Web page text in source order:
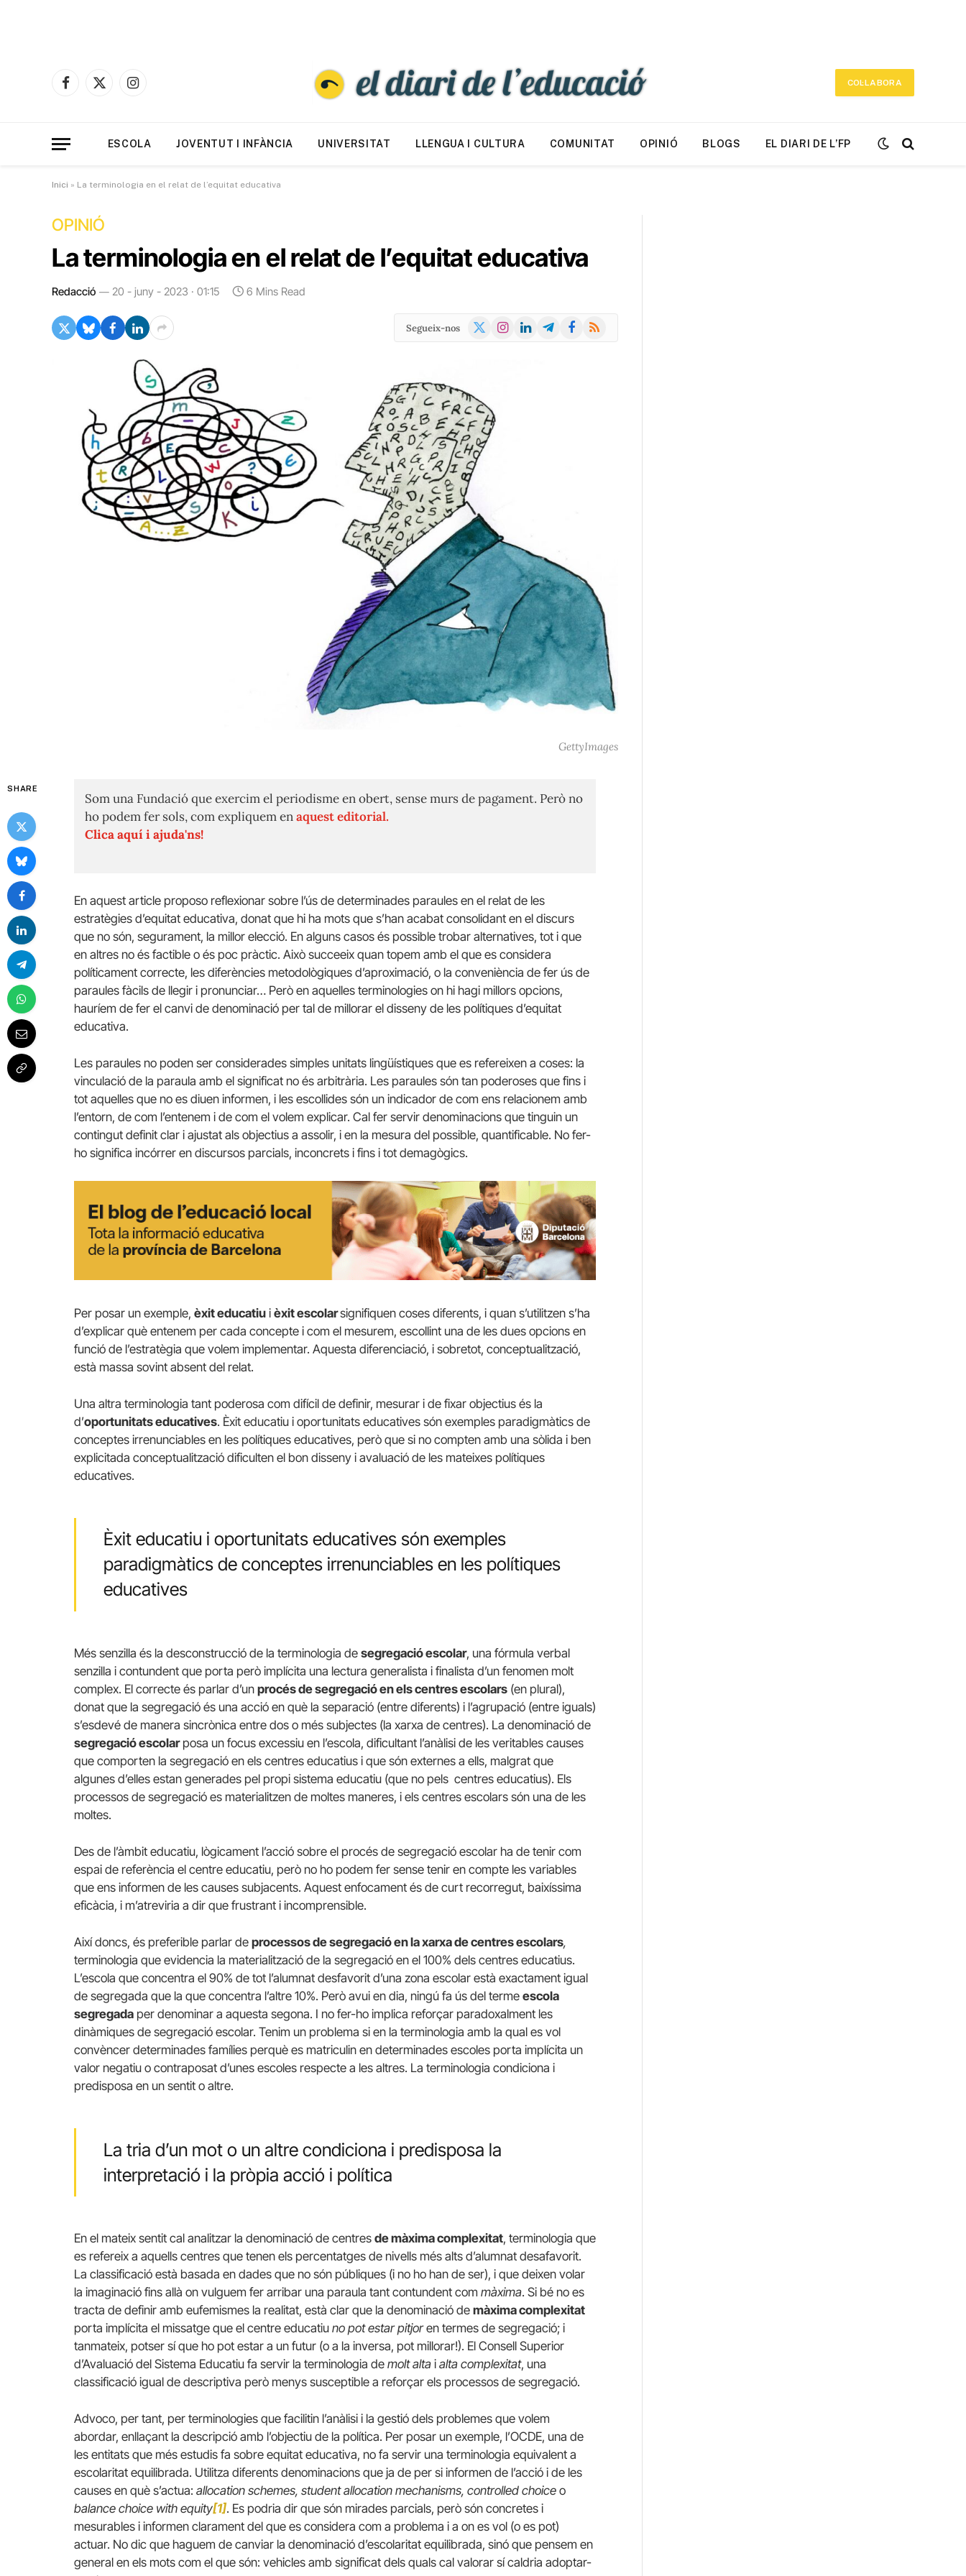
Facebook
X
Instagram
COL·LABORA
ESCOLA JOVENTUT I INFÀNCIA UNIVERSITAT LLENGUA I CULTURA COMUNITAT OPINIÓ BLOGS EL DIARI DE L’FP
Inici » La terminologia en el relat de l’equitat educativa
OPINIÓ
La terminologia en el relat de l’equitat educativa
Redacció 20 - juny - 2023 · 01:15 6 Mins Read
Segueix-nos
X
Instagram
LinkedInTelegramFacebook
RSS
GettyImages
SHARE
Som una Fundació que exercim el periodisme en obert, sense murs de pagament. Però no
ho podem fer sols, com expliquem enaquest editorial.
Clica aquí i ajuda'ns!
En aquest article proposo reflexionar sobre l’ús de determinades paraules en el relat de les
estratègies d’equitat educativa, donat que hi ha mots que s’han acabat consolidant en el discurs
que no són, segurament, la millor elecció. En alguns casos és possible trobar alternatives, tot i que
en altres no és factible o és poc pràctic. Això succeeix quan topem amb el que es considera
políticament correcte, les diferències metodològiques d’aproximació, o la conveniència de fer ús de
paraules fàcils de llegir i pronunciar… Però en aquelles terminologies on hi hagi millors opcions,
hauríem de fer el canvi de denominació per tal de millorar el disseny de les polítiques d’equitat
educativa.
Les paraules no poden ser considerades simples unitats lingüístiques que es refereixen a coses: la
vinculació de la paraula amb el significat no és arbitrària. Les paraules són tan poderoses que fins i
tot aquelles que no es diuen informen, i les escollides són un indicador de com ens relacionem amb
l’entorn, de com l’entenem i de com el volem explicar. Cal fer servir denominacions que tinguin un
contingut definit clar i ajustat als objectius a assolir, i en la mesura del possible, quantificable. No fer-
ho significa incórrer en discursos parcials, inconcrets i fins i tot demagògics.
Per posar un exemple, èxit educatiu i èxit escolarsignifiquen coses diferents, i quan s’utilitzen s’ha
d’explicar què entenem per cada concepte i com el mesurem, escollint una de les dues opcions en
funció de l’estratègia que volem implementar. Aquesta diferenciació, i sobretot, conceptualització,
està massa sovint absent del relat.
Una altra terminologia tant poderosa com difícil de definir, mesurar i de fixar objectius és la
d’oportunitats educatives. Èxit educatiu i oportunitats educatives són exemples paradigmàtics de
conceptes irrenunciables en les polítiques educatives, però que si no compten amb una sòlida i ben
explicitada conceptualització dificulten el bon disseny i avaluació de les mateixes polítiques
educatives.
Èxit educatiu i oportunitats educatives són exemples
paradigmàtics de conceptes irrenunciables en les polítiques
educatives
Més senzilla és la desconstrucció de la terminologia de segregació escolar, una fórmula verbal
senzilla i contundent que porta però implícita una lectura generalista i finalista d’un fenomen molt
complex. El correcte és parlar d’un procés de segregació en els centres escolars (en plural),
donat que la segregació és una acció en què la separació (entre diferents) i l’agrupació (entre iguals)
s’esdevé de mane­ra sincrònica entre dos o més subjectes (la xarxa de centres). La denominació de
segregació escolarposa un focus excessiu en l’escola, dificultant l’anàlisi de les veritables causes
que comporten la segregació en els centres educatius i que són externes a ells, malgrat que
algunes d’elles estan generades pel propi sistema educatiu (que no pels centres educatius). Els
processos de segregació es materialitzen de moltes maneres, i els centres escolars són una de les
moltes.
Des de l’àmbit educatiu, lògicament l’acció sobre el procés de segregació escolar ha de tenir com
espai de referència el centre educatiu, però no ho podem fer sense tenir en compte les variables
que ens informen de les causes subjacents. Aquest enfocament és de curt recorregut, baixíssima
eficàcia, i m’atreviria a dir que frustrant i incomprensible.
Així doncs, és preferible parlar de processos de segregació en la xarxa de centres escolars,
terminologia que evidencia la materialització de la segregació en el 100% dels centres educatius.
L’escola que concentra el 90% de tot l’alumnat desfavorit d’una zona escolar està exactament igual
de segregada que la que concentra l’altre 10%. Però avui en dia, ningú fa ús del terme escola
segregada per denominar a aquesta segona. I no fer-ho implica reforçar paradoxalment les
dinàmiques de segregació escolar. Tenim un problema si en la terminologia amb la qual es vol
convèncer determinades famílies perquè es matriculin en determinades escoles porta implícita un
valor negatiu o contraposat d’unes escoles respecte a les altres. La terminologia condiciona i
predisposa en un sentit o altre.
La tria d’un mot o un altre condiciona i predisposa la
interpretació i la pròpia acció i política
En el mateix sentit cal analitzar la denominació de centres de màxima complexitat, terminologia que
es refereix a aquells centres que tenen els percentatges de nivells més alts d’alumnat desafavorit.
La classificació està basada en dades que no són públiques (i no ho han de ser), i que deixen volar
la imaginació fins allà on vulguem fer arribar una paraula tant contundent com màxima. Si bé no es
tracta de definir amb eufemismes la realitat, està clar que la denominació de màxima complexitat
porta implícita el missatge que el centre educatiu no pot estar pitjoren termes de segregació; i
tanmateix, potser sí que ho pot estar a un futur (o a la inversa, pot millorar!). El Consell Superior
d’Avaluació del Sistema Educatiu fa servir la terminologia de molt alta i alta complexitat, una
classificació igual de descriptiva però menys susceptible a reforçar els processos de segregació.
Advoco, per tant, per terminologies que facilitin l’anàlisi i la gestió dels problemes que volem
abordar, enllaçant la descripció amb l’objectiu de la política. Per posar un exemple, l’OCDE, una de
les entitats que més estudis fa sobre equitat educativa, no fa servir una terminologia equivalent a
escolaritat equilibrada. Utilitza diferents denominacions que ja de per si informen de l’acció i de les
causes en què s’actua: allocation schemes, student allocation mechanisms, controlled choice o
balance choice with equity[1]. Es podria dir que són mirades parcials, però són concretes i
mesurables i informen clarament del que es considera com a problema i a on es vol (o es pot)
actuar. No dic que haguem de canviar la denominació d’escolaritat equilibrada, sinó que pensem en
general en els mots com el que són: vehicles amb significat dels quals cal valorar sí caldria adoptar-